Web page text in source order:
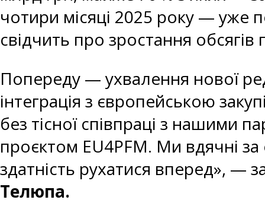
чотири місяці 2025 року — уже
свідчить про зростання обсягів
Попереду — ухвалення нової
інтеграція з європейською
без тісної співпраці з нашими
проєктом EU4PFM. Ми вдячні за
здатність рухатися вперед», —
Телюпа.